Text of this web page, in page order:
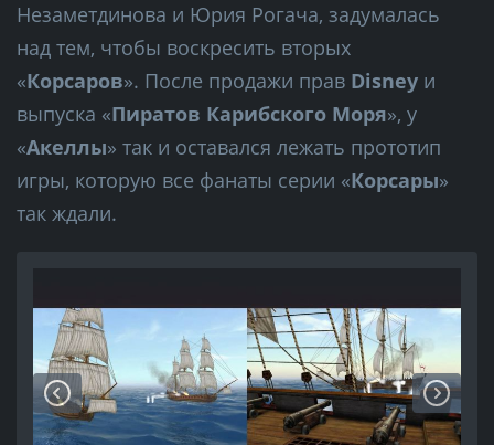
Незаметдинова и Юрия Рогача, задумалась
над тем, чтобы воскресить вторых
«Корсаров». После продажи прав Disney и
выпуска «Пиратов Карибского Моря», у
«Акеллы» так и оставался лежать прототип
игры, которую все фанаты серии «Корсары»
так ждали.